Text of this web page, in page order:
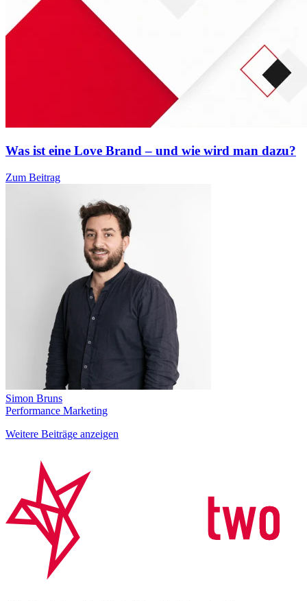
Was ist eine Love Brand – und wie wird man dazu?
Zum Beitrag
Simon Bruns
Performance Marketing
Weitere Beiträge anzeigen